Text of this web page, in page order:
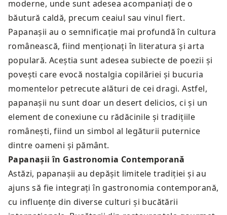
moderne, unde sunt adesea acompaniați de o
băutură caldă, precum ceaiul sau vinul fiert.
Papanașii au o semnificație mai profundă în cultura
românească, fiind menționați în literatura și arta
populară. Aceștia sunt adesea subiecte de poezii și
povești care evocă nostalgia copilăriei și bucuria
momentelor petrecute alături de cei dragi. Astfel,
papanașii nu sunt doar un desert delicios, ci și un
element de conexiune cu rădăcinile și tradițiile
românești, fiind un simbol al legăturii puternice
dintre oameni și pământ.
Papanașii în Gastronomia Contemporană
Astăzi, papanașii au depășit limitele tradiției și au
ajuns să fie integrați în gastronomia contemporană,
cu influențe din diverse culturi și bucătării